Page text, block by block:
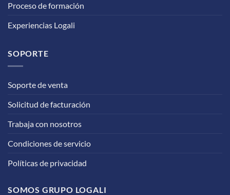
Proceso de formación
Experiencias Logali
SOPORTE
Soporte de venta
Solicitud de facturación
Trabaja con nosotros
Condiciones de servicio
Políticas de privacidad
SOMOS GRUPO LOGALI